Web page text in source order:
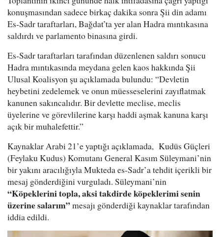
konuşmasından sadece birkaç dakika sonra Şii din adamı
Es-Sadr taraftarları, Bağdat’ta yer alan Hadra mıntıkasına
saldırdı ve parlamento binasına girdi.
Es-Sadr taraftarları tarafından düzenlenen saldırı sonucu
Hadra mıntıkasında meydana gelen kaos hakkında Şii
Ulusal Koalisyon şu açıklamada bulundu: “Devletin
heybetini zedelemek ve onun müesseselerini zayıflatmak
kanunen sakıncalıdır. Bir devlette meclise, meclis
üyelerine ve görevlilerine karşı haddi aşmak kanuna karşı
açık bir muhalefettir.”
Kaynaklar Arabi 21’e yaptığı açıklamada, Kudüs Güçleri
(Feylaku Kudus) Komutanı General Kasım Süleymani’nin
bir yakını aracılığıyla Mukteda es-Sadr’a tehdit içerikli bir
mesaj gönderdiğini vurguladı. Süleymani’nin
“Köpeklerini topla, aksi takdirde köpeklerimi senin
üzerine salarım”mesajı gönderdiği kaynaklar tarafından
iddia edildi.